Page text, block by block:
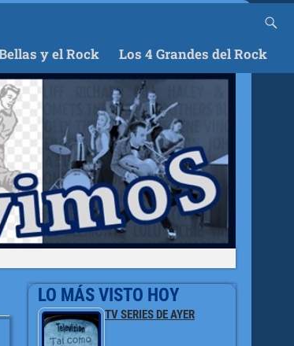
y el Rock Los 4 Grandes del Rock
LO MÁS VISTO HOY
TV SERIES DE AYER